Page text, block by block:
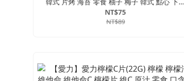
茶 美食
NT$75
NT$89